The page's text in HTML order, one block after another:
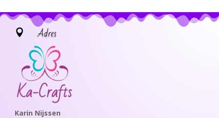
 Adres
Karin Nijssen